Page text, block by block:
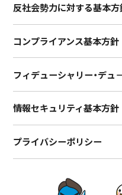
反社会勢力に対する基本方
コンプライアンス基本方針
フィデューシャリー・デュ
情報セキュリティ基本方針
プライバシーポリシー